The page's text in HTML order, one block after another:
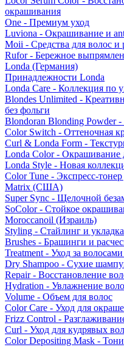
окрашивания
One - Премиум уход
Luviona - Окрашивание и
Moii - Средства для волос и
Rufor - Бережное
Londa (Германия)
Принадлежности Londa
Londa Care - Коллекция по
Blondes Unlimited -
без фольги
Blondoran Blonding Powder -
Color Switch - Оттеночная
Curl & Londa Form -
Londa Color - Окрашивание
Londa Style - Новая
Color Tune - Экспресс-тонер
Matrix (США)
Super Sync - Щелочной
SoColor - Стойкое
Moroccanoil (Израиль)
Styling - Стайлинг и укладка
Brushes - Брашинги и
Treatment - Уход за
Dry Shampoo - Сухие
Repair - Восстановление
Hydration - Увлажнение
Volume - Объем для волос
Color Care - Уход для
Frizz Control -
Curl - Уход для кудрявых
Color Depositing Mask -